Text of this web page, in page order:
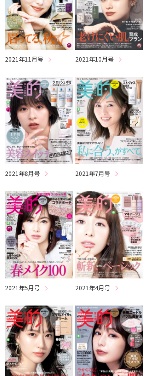
2021年11月号 2021年10月号
2021年8月号 2021年7月号
2021年5月号 2021年4月号